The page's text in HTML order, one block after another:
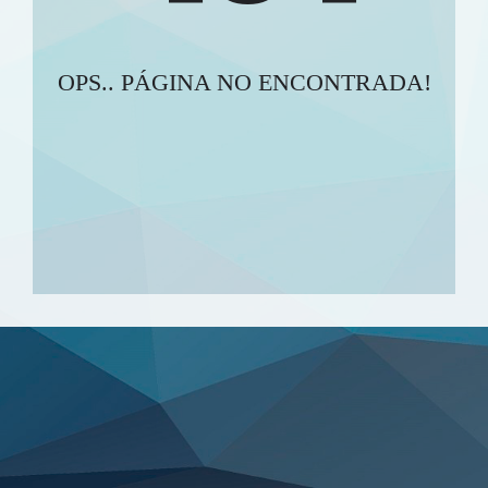
OPS.. PÁGINA NO ENCONTRADA!